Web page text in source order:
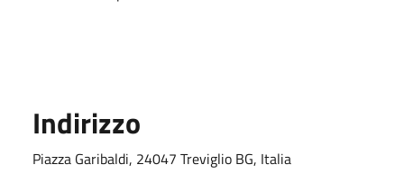
Indirizzo
Piazza Garibaldi, 24047 Treviglio BG, Italia